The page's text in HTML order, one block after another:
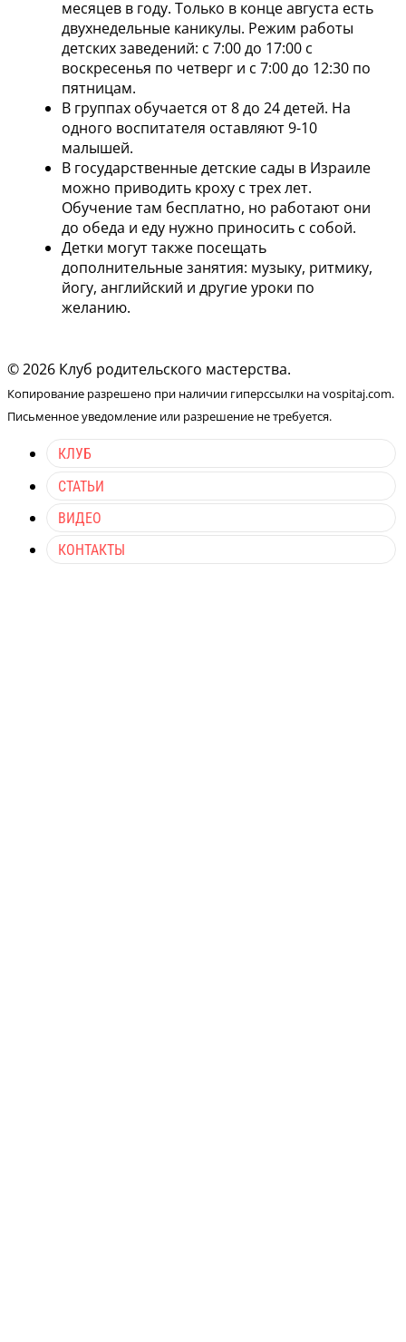
месяцев в году. Только в конце августа есть
двухнедельные каникулы. Режим работы
детских заведений: с 7:00 до 17:00 с
воскресенья по четверг и с 7:00 до 12:30 по
пятницам.
В группах обучается от 8 до 24 детей. На
одного воспитателя оставляют 9-10
малышей.
В государственные детские сады в Израиле
можно приводить кроху с трех лет.
Обучение там бесплатно, но работают они
до обеда и еду нужно приносить с собой.
Детки могут также посещать
дополнительные занятия: музыку, ритмику,
йогу, английский и другие уроки по
желанию.
© 2026 Клуб родительского мастерства.
Копирование разрешено при наличии гиперссылки на vospitaj.com.
Письменное уведомление или разрешение не требуется.
КЛУБ
СТАТЬИ
ВИДЕО
КОНТАКТЫ